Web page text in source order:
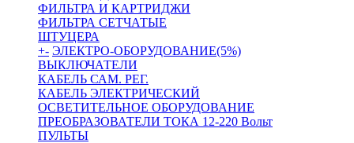
ФИЛЬТРА И КАРТРИДЖИ
ФИЛЬТРА СЕТЧАТЫЕ
ШТУЦЕРА
+- ЭЛЕКТРО-ОБОРУДОВАНИЕ(5%)
ВЫКЛЮЧАТЕЛИ
КАБЕЛЬ САМ. РЕГ.
КАБЕЛЬ ЭЛЕКТРИЧЕСКИЙ
ОСВЕТИТЕЛЬНОЕ ОБОРУДОВАНИЕ
ПРЕОБРАЗОВАТЕЛИ ТОКА 12-220 Вольт
ПУЛЬТЫ